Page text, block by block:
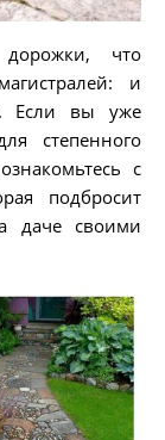
что
и
Если вы уже
степенного
с
подбросит
даче своими